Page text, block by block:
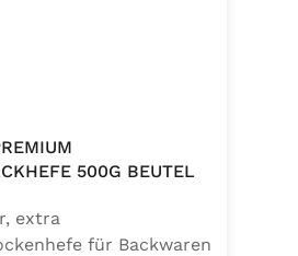
500G BEUTEL
extra
für Backwaren